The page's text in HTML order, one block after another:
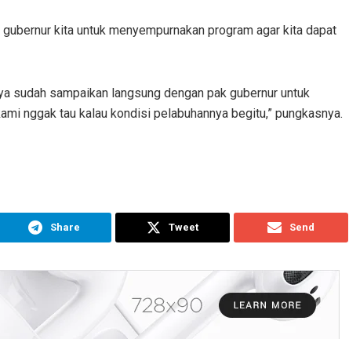
kita untuk menyempurnakan program agar kita dapat
sudah sampaikan langsung dengan pak gubernur untuk
nggak tau kalau kondisi pelabuhannya begitu,” pungkasnya.
Share Tweet Send